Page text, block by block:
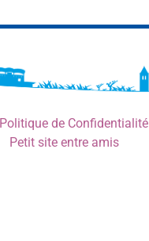
Politique de Confidentialité
Petit site entre amis